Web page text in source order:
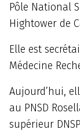
Pôle National
Hightower de
Elle est
Médecine
Aujourd’hui,
au PNSD
supérieur